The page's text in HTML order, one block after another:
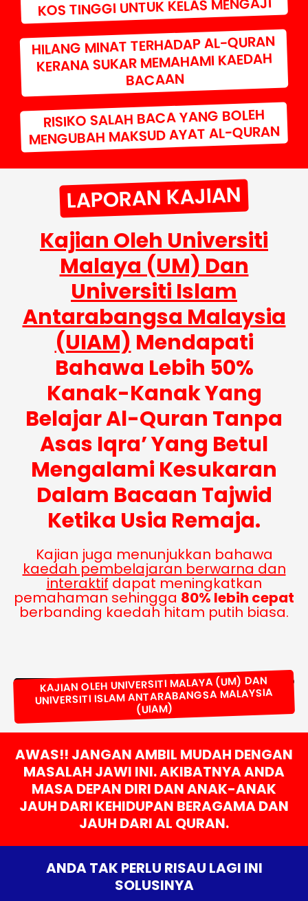
KOS TINGGI UNTUK KELAS MENGAJI
HILANG MINAT TERHADAP AL-QURAN
KERANA SUKAR MEMAHAMI KAEDAH
BACAAN
RISIKO SALAH BACA YANG BOLEH
MENGUBAH MAKSUD AYAT AL-QURAN
LAPORAN KAJIAN
Kajian Oleh Universiti
Malaya (UM) Dan
Universiti Islam
Antarabangsa Malaysia
(UIAM) Mendapati
Bahawa Lebih 50%
Kanak-Kanak Yang
Belajar Al-Quran Tanpa
Asas Iqra’ Yang Betul
Mengalami Kesukaran
Dalam Bacaan Tajwid
Ketika Usia Remaja.
Kajian juga menunjukkan bahawa
kaedah pembelajaran berwarna dan
interaktif dapat meningkatkan
pemahaman sehingga 80% lebih cepat
berbanding kaedah hitam putih biasa.
KAJIAN OLEH UNIVERSITI MALAYA (UM) DAN
UNIVERSITI ISLAM ANTARABANGSA MALAYSIA
(UIAM)
AWAS!! JANGAN AMBIL MUDAH DENGAN
MASALAH JAWI INI. AKIBATNYA ANDA
MASA DEPAN DIRI DAN ANAK-ANAK
JAUH DARI KEHIDUPAN BERAGAMA DAN
JAUH DARI AL QURAN.
ANDA TAK PERLU RISAU LAGI INI
SOLUSINYA